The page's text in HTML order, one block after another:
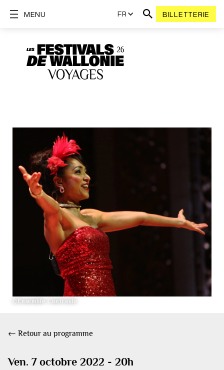
FR BILLETTERIE
MENU
©Ensemble Contraste
← Retour au programme
Ven. 7 octobre 2022 - 20h